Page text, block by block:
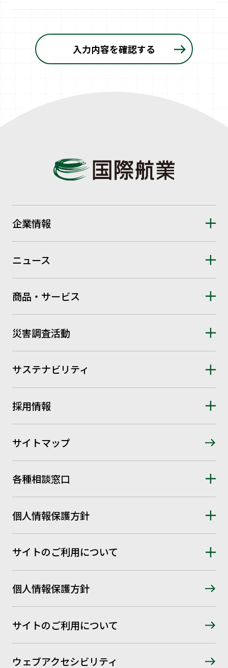
入力内容を確認する
企業情報
ニュース
商品・サービス
災害調査活動
サステナビリティ
採用情報
サイトマップ
各種相談窓口
個人情報保護方針
サイトのご利用について
個人情報保護方針
サイトのご利用について
ウェブアクセシビリティ